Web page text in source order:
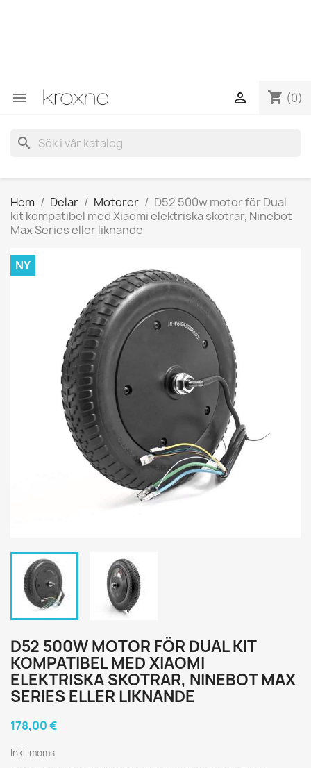
 shopping_cart (0)

search
Hem Delar Motorer
D52 500w motor för Dual
kit kompatibel med Xiaomi elektriska skotrar, Ninebot
Max Series eller liknande
NY
D52 500W MOTOR FÖR DUAL KIT
KOMPATIBEL MED XIAOMI
ELEKTRISKA SKOTRAR, NINEBOT MAX
SERIES ELLER LIKNANDE
178,00 €
Inkl. moms